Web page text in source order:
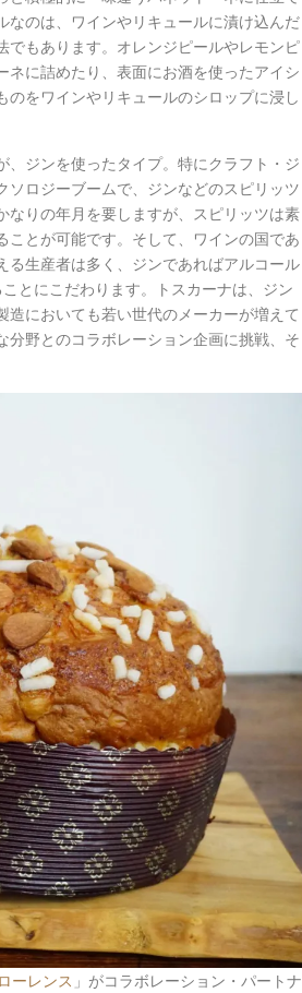
なのは、ワインやリキュールに漬け込んだ
でもあります。オレンジピールやレモンピ
に詰めたり、表面にお酒を使ったアイシ
をワインやリキュールのシロップに浸し
、ジンを使ったタイプ。特にクラフト・ジ
ロジーブームで、ジンなどのスピリッツ
りの年月を要しますが、スピリッツは素
とが可能です。そして、ワインの国であ
る生産者は多く、ジンであればアルコール
とにこだわります。トスカーナは、ジン
においても若い世代のメーカーが増えて
野とのコラボレーション企画に挑戦、そ
ーレンス 」がコラボレーション・パートナ